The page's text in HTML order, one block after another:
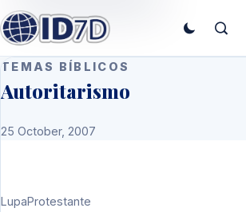
TEMAS BÍBLICOS
Autoritarismo
25 October, 2007
LupaProtestante